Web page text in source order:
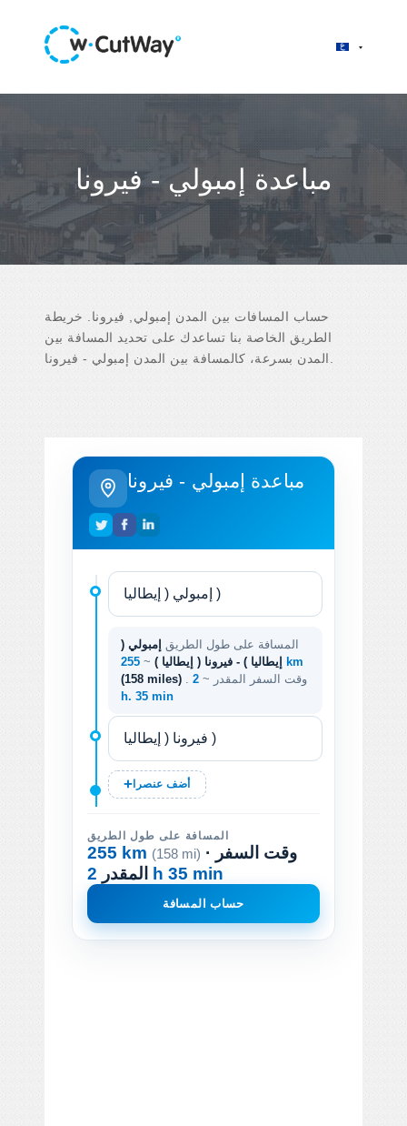
مباعدة إمبولي - فيرونا
حساب المسافات بين المدن إمبولي, فيرونا. خريطة
الطريق الخاصة بنا تساعدك على تحديد المسافة بين
مباعدة إمبولي - فيرونا
المسافة على طول الطريق إمبولي (
إيطاليا ) - فيرونا ( إيطاليا ) ~
255 km
(158 miles)
. وقت السفر المقدر ~ 2
h. 35 min
أضف عنصرا
المسافة على طول الطريق
255 km (158 mi) · وقت السفر
المقدر 2 h 35 min
حساب المسافة